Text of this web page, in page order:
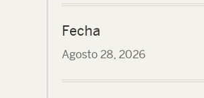
Fecha
Agosto 28, 2026